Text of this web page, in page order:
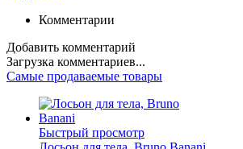
Комментарии
Добавить комментарий
Загрузка комментариев...
Самые продаваемые товары
Быстрый просмотр